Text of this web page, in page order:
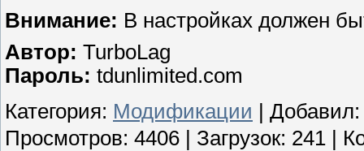
Внимание: В настройках должен
Автор: TurboLag
Пароль: tdunlimited.com
Категория: Модификации Добавил:
Просмотров: 4406 Загрузок: 241